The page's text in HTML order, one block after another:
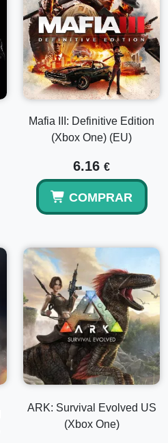
Mafia III: Definitive Edition
(Xbox One) (EU)
6.16 €
COMPRAR
ARK: Survival Evolved US
(Xbox One)